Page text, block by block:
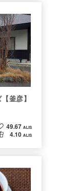
釜彦】
49.67 ALIS
4.10 ALIS